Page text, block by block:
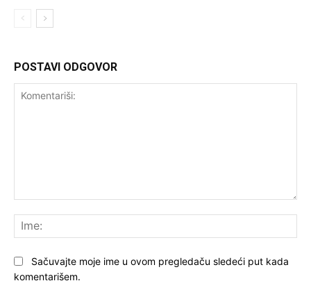
POSTAVI ODGOVOR
Sačuvajte moje ime u ovom pregledaču sledeći put kada
komentarišem.